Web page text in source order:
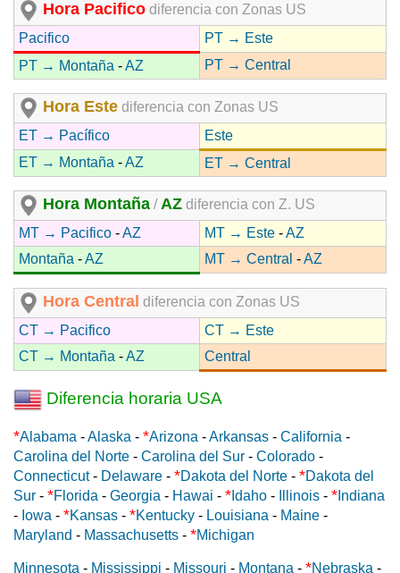
Hora Pacifico diferencia con Zonas US
Pacifico
PT → Este
PT → Montaña -AZ PT → Central
Hora Este diferencia con Zonas US
ET → Pacífico
Este
ET → Montaña -AZ ET → Central
Hora Montaña /AZ diferencia con Z. US
MT → Pacifico -AZ MT → Este -AZ
Montaña -AZ MT → Central -AZ
Hora Central diferencia con Zonas US
CT → Pacifico
CT → Este
CT → Montaña -AZ Central
Diferencia horaria USA
*Alabama -Alaska - *Arizona -Arkansas - California -
Carolina del Norte - Carolina del Sur - Colorado -
Connecticut- Delaware - *Dakota del Norte - *Dakota del
Sur - *Florida - Georgia - Hawai - * Idaho - Illinois - * Indiana
- Iowa - *Kansas - *Kentucky - Louisiana - Maine -
Maryland - Massachusetts - *Michigan
Minnesota - Mississippi - Missouri - Montana - *Nebraska -